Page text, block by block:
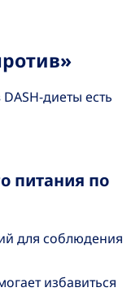
диеты есть
питания по
для соблюдения
избавиться